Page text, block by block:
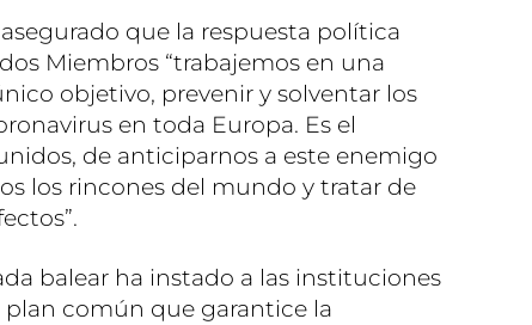
que la respuesta política
Miembros “trabajemos en una
objetivo, prevenir y solventar los
en toda Europa. Es el
de anticiparnos a este enemigo
los rincones del mundo y tratar de
balear ha instado a las instituciones
plan común que garantice la